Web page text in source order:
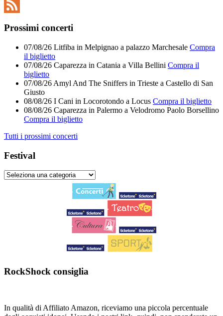
Twitter
Prossimi concerti
07/08/26 Litfiba in Melpignao a palazzo Marchesale Compra
il biglietto
07/08/26 Caparezza in Catania a Villa Bellini Compra il
biglietto
07/08/26 Amyl And The Sniffers in Trieste a Castello di San
Giusto
08/08/26 I Cani in Locorotondo a Locus Compra il biglietto
08/08/26 Caparezza in Palermo a Velodromo Paolo Borsellino
Compra il biglietto
Tutti i prossimi concerti
Festival
RockShock consiglia
In qualità di Affiliato Amazon, riceviamo una piccola percentuale